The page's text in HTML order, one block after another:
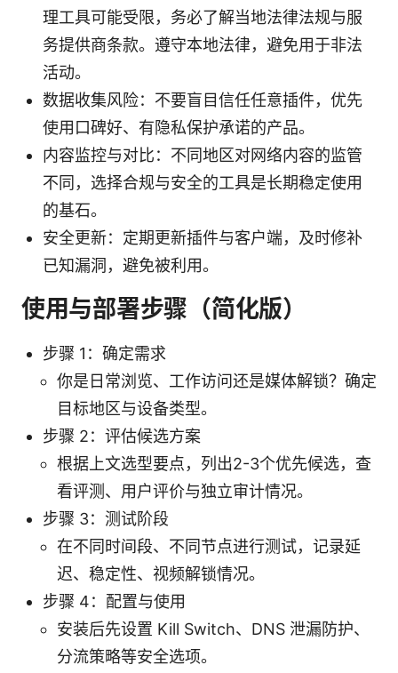
理工具可能受限，务必了解当地法律法规与服
务提供商条款。遵守本地法律，避免用于非法
活动。
数据收集风险：不要盲目信任任意插件，优先
使用口碑好、有隐私保护承诺的产品。
内容监控与对比：不同地区对网络内容的监管
不同，选择合规与安全的工具是长期稳定使用
的基石。
安全更新：定期更新插件与客户端，及时修补
已知漏洞，避免被利用。
使用与部署步骤（简化版）
步骤 1：确定需求
你是日常浏览、工作访问还是媒体解锁？确定
目标地区与设备类型。
步骤 2：评估候选方案
根据上文选型要点，列出2-3个优先候选，查
看评测、用户评价与独立审计情况。
步骤 3：测试阶段
在不同时间段、不同节点进行测试，记录延
迟、稳定性、视频解锁情况。
步骤 4：配置与使用
安装后先设置 Kill Switch、DNS 泄漏防护、
分流策略等安全选项。